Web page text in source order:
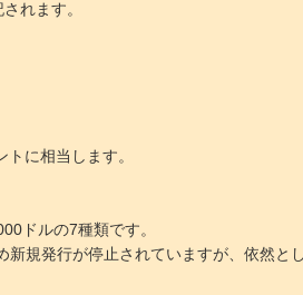
れます。
に相当します。
ドルの7種類です。
発行が停止されていますが、依然と